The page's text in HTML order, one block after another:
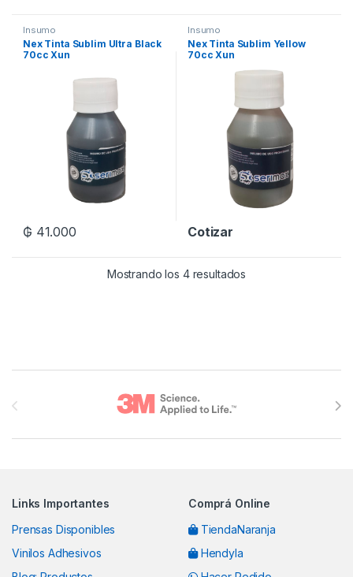
Insumo
Nex Tinta Sublim Ultra Black
70cc Xun
₲ 41.000
Insumo
Nex Tinta Sublim Yellow
70cc Xun
Cotizar
Mostrando los 4 resultados
Links Importantes
Prensas Disponibles
Vinilos Adhesivos
Comprá Online
TiendaNaranja
Hendyla